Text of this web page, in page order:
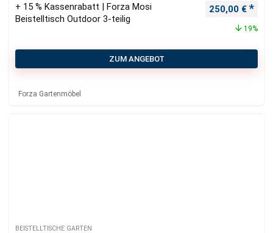
+ 15 % Kassenrabatt | Forza Mosi
Beistelltisch Outdoor 3-teilig
250,00 €
19%
ZUM ANGEBOT
Forza Gartenmöbel
BEISTELLTISCHE GARTEN